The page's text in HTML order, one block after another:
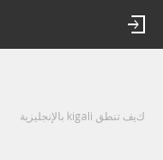
كيف تنطق kigali بالإنجليزية